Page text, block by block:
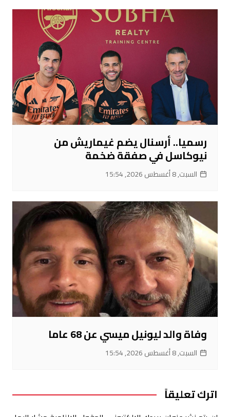
رسميا.. أرسنال يضم غيماريش من
نيوكاسل في صفقة ضخمة
السبت, 8 أغسطس 2026, 15:54
وفاة والد ليونيل ميسي عن 68 عاما
السبت, 8 أغسطس 2026, 15:54
اترك تعليقاً